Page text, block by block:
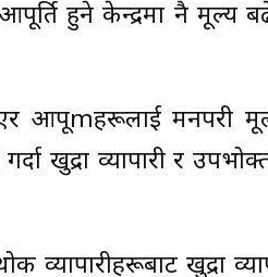
हुने केन्द्रमा नै मूल्य
आपूmहरूलाई मनपरी
खुद्रा व्यापारी र
व्यापारीहरूबाट खुद्रा